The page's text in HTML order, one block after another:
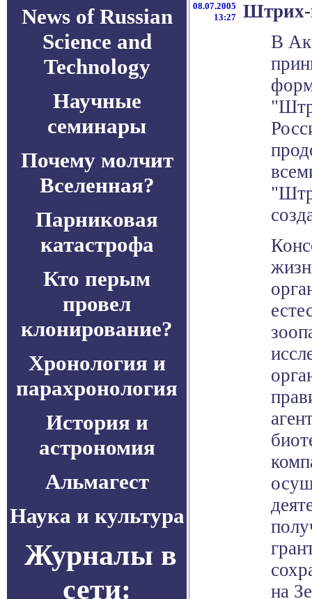
News of Russian
Science and
Technology
Научные
семинары
Почему молчит
Вселенная?
Парниковая
катастрофа
Кто перым
провел
клонирование?
Хронология и
парахронология
История и
астрономия
Альмагест
Наука и культура
Журналы в
сети:
08.07.2005
13:27
Штрих-
В
на